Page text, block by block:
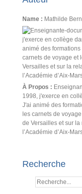
Name : Mathilde
À Propos :
1998, j'exerce en
J'ai animé des
les carnets de
de Versailles et sur
l’Académie d’Aix-
Recherche